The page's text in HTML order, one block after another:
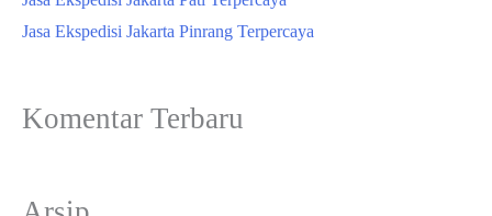
Jasa Ekspedisi Jakarta Pinrang Terpercaya
Komentar Terbaru